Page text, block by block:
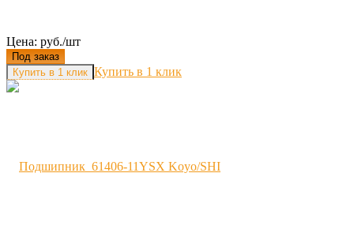
Цена: руб./шт
Под заказ
Купить в 1 клик